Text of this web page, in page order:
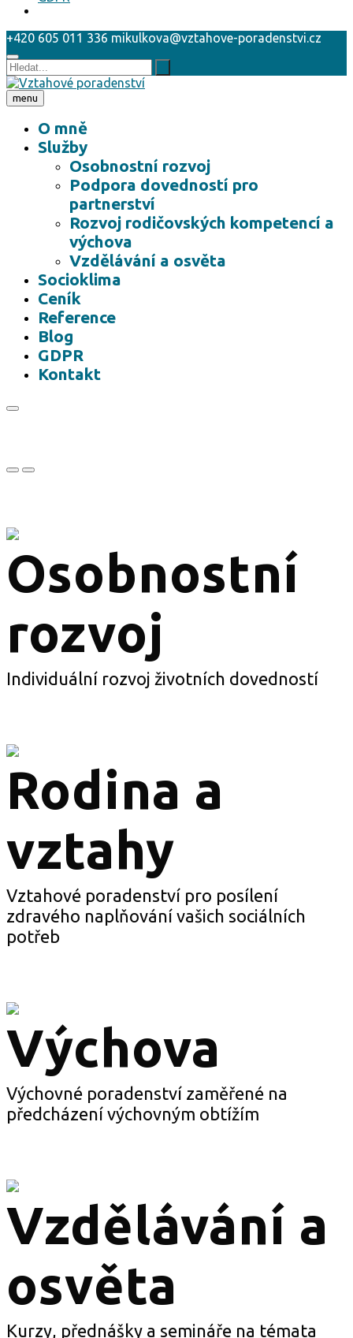
+420 605 011 336 mikulkova@vztahove-poradenstvi.cz
menu
O mně
Služby
Osobnostní rozvoj
Podpora dovedností pro
partnerství
Rozvoj rodičovských kompetencí a
výchova
Vzdělávání a osvěta
Socioklima
Ceník
Reference
Blog
GDPR
Kontakt
Osobnostní
rozvoj
Individuální rozvoj životních dovedností
Rodina a
vztahy
Vztahové poradenství pro posílení
zdravého naplňování vašich sociálních
potřeb
Výchova
Výchovné poradenství zaměřené na
předcházení výchovným obtížím
Vzdělávání a
osvěta
Kurzy, přednášky a semináře na témata